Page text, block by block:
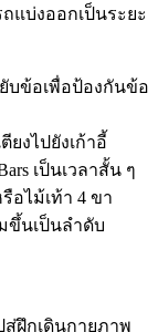
แบ่งออกเป็นระยะ
บข้อเพื่อป้องกันข้อ
งไปยังเก้าอี้
เป็นเวลาสั้น ๆ
อไม้เท้า 4 ขา
ขึ้นเป็นลำดับ
ฝึกเดินกายภาพ